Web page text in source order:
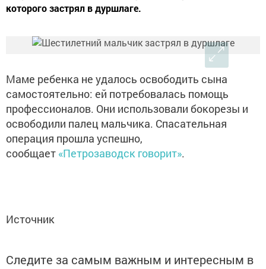
которого застрял в дуршлаге.
Маме ребенка не удалось освободить сына
самостоятельно: ей потребовалась помощь
профессионалов. Они использовали бокорезы и
освободили палец мальчика. Спасательная
операция прошла успешно,
сообщает «Петрозаводск говорит».
Источник
Следите за самым важным и интересным в